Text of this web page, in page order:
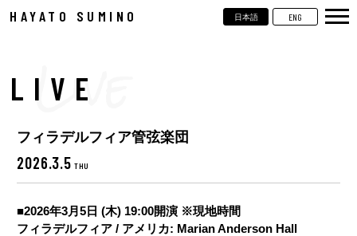
HAYATO SUMINO 日本語 ENG
VIDEOS
DISCOGRAPHY
LIVE
フィラデルフィア管弦楽団
2026.3.5 THU
■2026年3月5日 (木) 19:00開演 ※現地時間
フィラデルフィア / アメリカ: Marian Anderson Hall